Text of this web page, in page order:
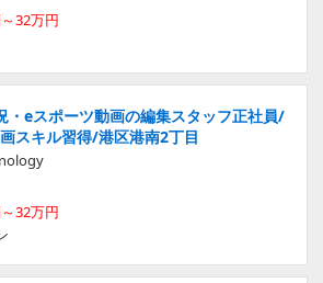
32万円
・eスポーツ動画の編集スタッフ正社員/
スキル習得/港区港南2丁目
32万円